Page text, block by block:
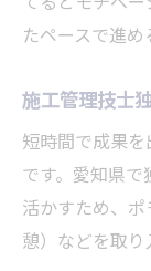
たペースで進め
施工管理技士
短時間で成果
です。愛知県
活かすため、
憩）などを取り